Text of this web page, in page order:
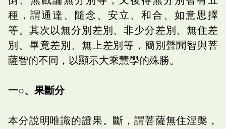
種，謂通達、隨念、安立、和合、如意思擇
等。其次以無分別差別、非少分差別、無住差
別、畢竟差別、無上差別等，簡別聲聞智與菩
薩智的不同，以顯示大乘慧學的殊勝。
一○、果斷分
本分說明唯識的證果。斷，謂菩薩無住涅槃，